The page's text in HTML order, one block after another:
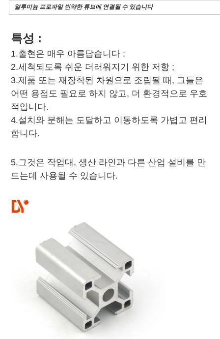
요
청
하
다
사
이
트
맵
PRIVACY
POLICY
알루미늄 프로파일 빈약한 튜브에 연결될 수 있습니다
특성 :
1.출현은 매우 아름답습니다 ;
2.세척되도록 쉬운 더러워지기 위한 저항 ;
3.제품 또는 재장착된 차원으로 조립될 때, 그들은
어떤 용접도 필요로 하지 않고, 더 환경적으로 우호
적입니다.
4.설치와 분해는 도달하고 이동하도록 가볍고 편리
합니다.
5.그것은 작업대, 생산 라인과 다른 산업 설비를 만
드는데 사용될 수 있습니다.